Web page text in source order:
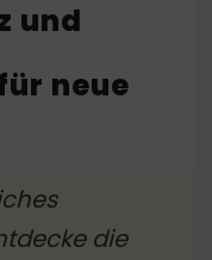
und
neue
die